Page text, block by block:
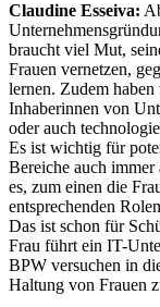
Claudine Esseiva:
braucht viel Mut,
Frauen vernetzen,
lernen. Zudem
Inhaberinnen von
oder auch
Es ist wichtig für
Bereiche auch
es, zum einen die
entsprechenden
Das ist schon für
Frau führt ein IT-
BPW versuchen in
Haltung von Frauen